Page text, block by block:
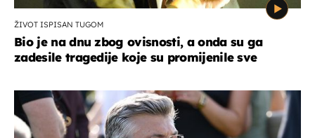
ŽIVOT ISPISAN TUGOM
Bio je na dnu zbog ovisnosti, a onda su ga
zadesile tragedije koje su promijenile sve